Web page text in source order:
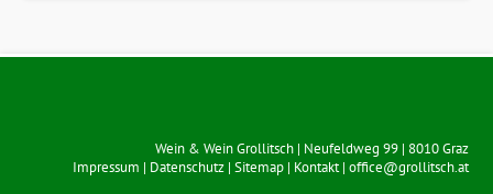
Wein & Wein Grollitsch| Neufeldweg 99| 8010 Graz
Impressum | Datenschutz| Sitemap| Kontakt| office@grollitsch.at